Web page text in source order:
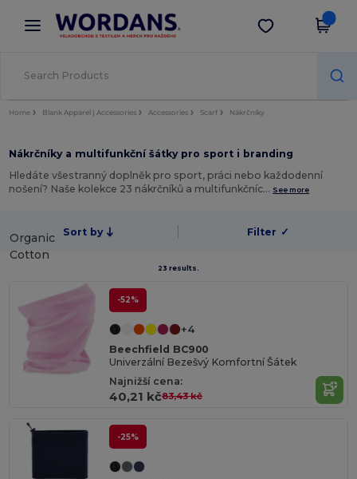
× Aplikace Wordans
Lepší ceny v aplikaci!
Stáhnout app
Home Blank Apparel | Accessories Accessories Scarf Nákrčníky
Nákrčníky a multifunkční šátky pro sport i branding
Hledáte všestranný doplněk pro sport, práci nebo každodenní
nošení? Naše kolekce 23 nákrčníků a multifunkčníc… See more
Sort by Filter ✓
23 results.
Organic
Cotton
-52%
+4
Beechfield BC900
Univerzální Bezešvý Komfortní Šátek
Najnižší cena:
40,21 kč83,43 kč
-25%